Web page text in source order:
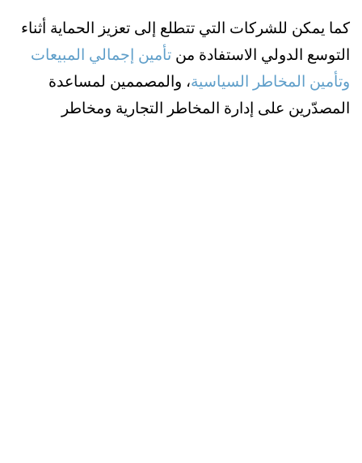
كما يمكن للشركات التي تتطلع إلى تعزيز الحماية أثناء
التوسع الدولي الاستفادة من تأمين إجمالي المبيعات
وتأمين المخاطر السياسية، والمصممين لمساعدة
المصدّرين على إدارة المخاطر التجارية ومخاطر